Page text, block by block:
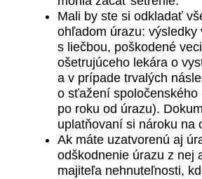
Mali by ste si odkladať
ohľadom úrazu:
s liečbou, poškodené
ošetrujúceho lekára o
a v prípade trvalých
o sťažení
po roku od úrazu).
uplatňovaní si nároku na
Ak máte uzatvorenú aj
odškodnenie úrazu z nej
majiteľa nehnuteľnosti,